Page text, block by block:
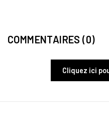
COMMENTAIRES (0)
Cliquez ici